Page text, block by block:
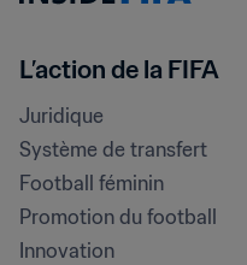
L’action de la FIFA
Juridique
Système de transfert
Football féminin
Promotion du football
Innovation